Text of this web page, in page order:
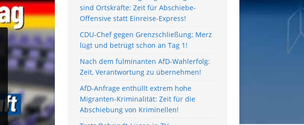
sind Ortskräfte: Zeit für Abschiebe-
Offensive statt Einreise-Express!
CDU-Chef gegen Grenzschließung: Merz
lügt und betrügt schon an Tag 1!
Nach dem fulminanten AfD-Wahlerfolg:
Zeit, Verantwortung zu übernehmen!
AfD-Anfrage enthüllt extrem hohe
Migranten-Kriminalität: Zeit für die
Abschiebung von Kriminellen!